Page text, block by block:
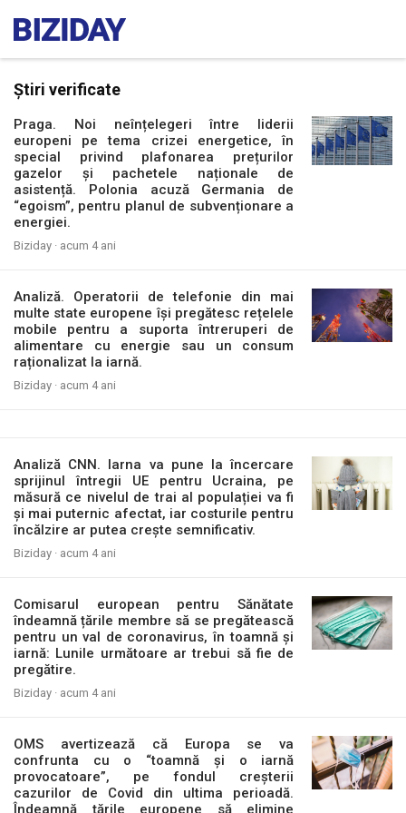
Știri verificate
Praga. Noi neînțelegeri între liderii
europeni pe tema crizei energetice, în
special privind plafonarea prețurilor
gazelor și pachetele naționale de
asistență. Polonia acuză Germania de
“egoism”, pentru planul de subvenționare a
energiei.
Biziday · acum 4 ani
Analiză. Operatorii de telefonie din mai
multe state europene își pregătesc rețelele
mobile pentru a suporta întreruperi de
alimentare cu energie sau un consum
raționalizat la iarnă.
Biziday · acum 4 ani
Analiză CNN. Iarna va pune la încercare
sprijinul întregii UE pentru Ucraina, pe
măsură ce nivelul de trai al populației va fi
și mai puternic afectat, iar costurile pentru
încălzire ar putea crește semnificativ.
Biziday · acum 4 ani
Comisarul european pentru Sănătate
îndeamnă țările membre să se pregătească
pentru un val de coronavirus, în toamnă și
iarnă: Lunile următoare ar trebui să fie de
pregătire.
Biziday · acum 4 ani
OMS avertizează că Europa se va
confrunta cu o “toamnă și o iarnă
provocatoare”, pe fondul creșterii
cazurilor de Covid din ultima perioadă.
Îndeamnă țările europene să elimine